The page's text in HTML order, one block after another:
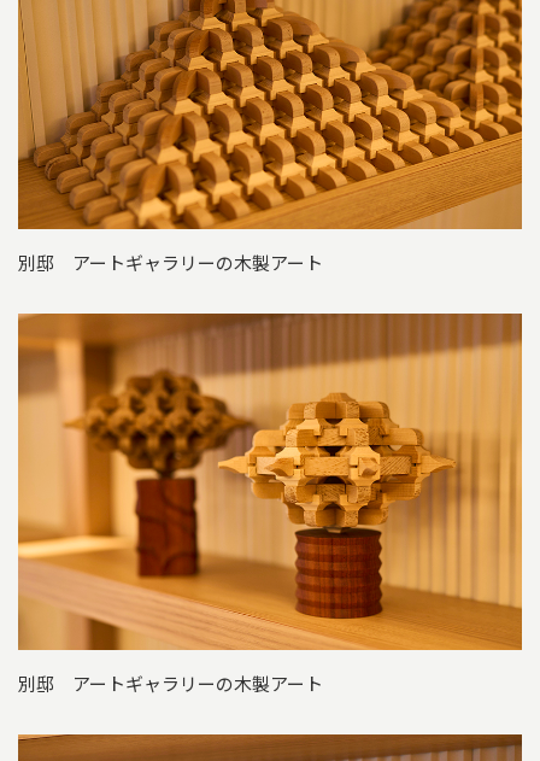
別邸 アートギャラリーの木製アート
別邸 アートギャラリーの木製アート